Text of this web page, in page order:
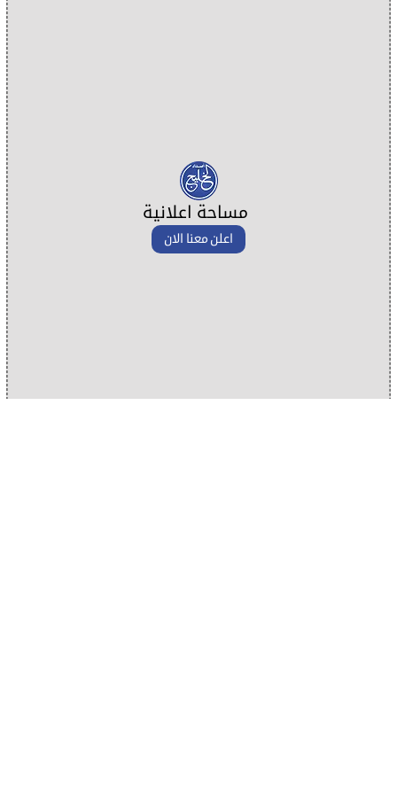
مساحة اعلانية
اعلن معنا الان